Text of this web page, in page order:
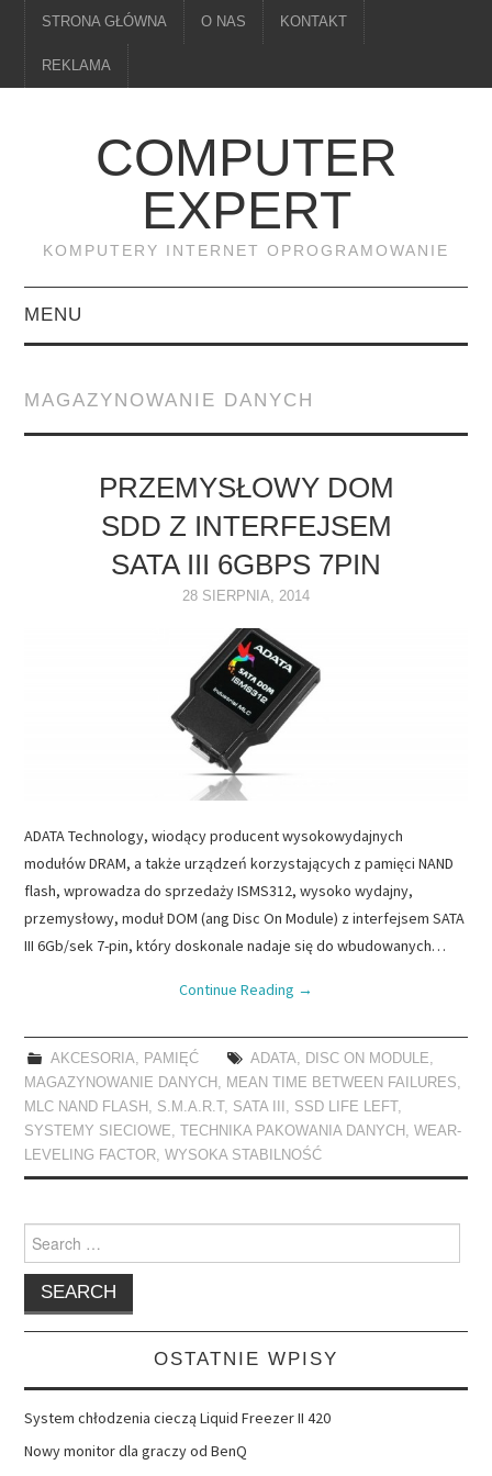
STRONA GŁÓWNA O NAS KONTAKT
REKLAMA
COMPUTER
EXPERT
KOMPUTERY INTERNET OPROGRAMOWANIE
MENU
MONITORY
NAPĘDY
OPROGRAMOWANIE
MAGAZYNOWANIE DANYCH
PRZEMYSŁOWY DOM
SDD Z INTERFEJSEM
SATA III 6GBPS 7PIN
28 SIERPNIA, 2014
ADATA Technology, wiodący producent wysokowydajnych
modułów DRAM, a także urządzeń korzystających z pamięci NAND
flash, wprowadza do sprzedaży ISMS312, wysoko wydajny,
przemysłowy, moduł DOM (ang Disc On Module) z interfejsem SATA
III 6Gb/sek 7-pin, który doskonale nadaje się do wbudowanych…
Continue Reading →
AKCESORIA, PAMIĘĆ ADATA, DISC ON MODULE,
MAGAZYNOWANIE DANYCH , MEAN TIME BETWEEN FAILURES,
MLC NAND FLASH , S.M.A.R.T , SATA III , SSD LIFE LEFT ,
SYSTEMY SIECIOWE, TECHNIKA PAKOWANIA DANYCH ,WEAR-
LEVELING FACTOR,WYSOKA STABILNOŚĆ
Search
for:
OSTATNIE WPISY
System chłodzenia cieczą Liquid Freezer II 420
Nowy monitor dla graczy od BenQ